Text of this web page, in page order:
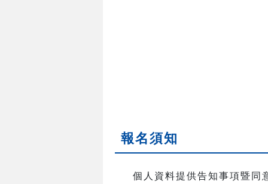
報名須知
個人資料提供告知事項暨同